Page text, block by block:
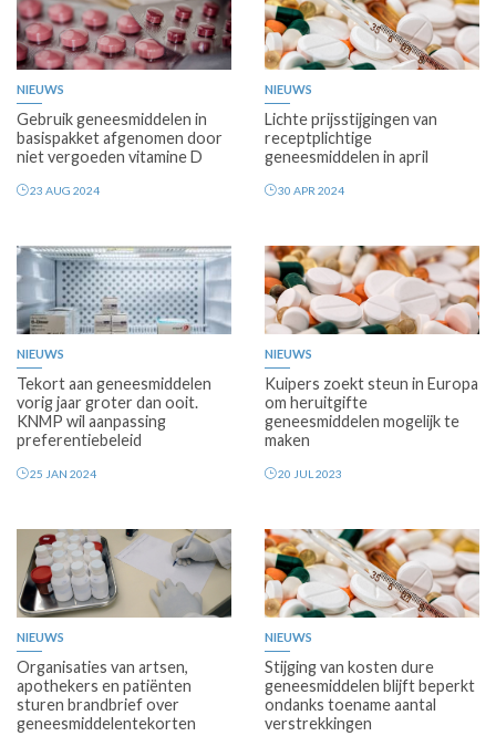
Premium
NIEUWS
Gebruik geneesmiddelen in
basispakket afgenomen door
niet vergoeden vitamine D
23 AUG 2024
Premium
NIEUWS
Lichte prijsstijgingen van
receptplichtige
geneesmiddelen in april
30 APR 2024
NIEUWS
Tekort aan geneesmiddelen
vorig jaar groter dan ooit.
KNMP wil aanpassing
preferentiebeleid
25 JAN 2024
NIEUWS
Kuipers zoekt steun in Europa
om heruitgifte
geneesmiddelen mogelijk te
maken
20 JUL 2023
NIEUWS
Organisaties van artsen,
apothekers en patiënten
sturen brandbrief over
geneesmiddelentekorten
NIEUWS
Stijging van kosten dure
geneesmiddelen blijft beperkt
ondanks toename aantal
verstrekkingen